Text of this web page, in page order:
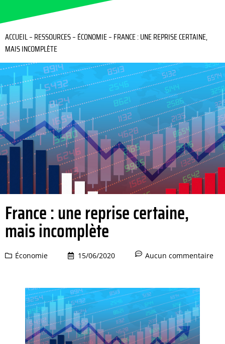
ACCUEIL– RESSOURCES– ÉCONOMIE– FRANCE : UNE REPRISE CERTAINE,
MAIS INCOMPLÈTE
France : une reprise certaine,
mais incomplète
Économie 15/06/2020 Aucun commentaire